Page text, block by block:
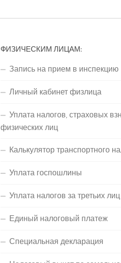
ФИЗИЧЕСКИМ ЛИЦАМ:
Запись на прием в инспекцию
Личный кабинет физлица
Уплата налогов, страховых
физических лиц
Калькулятор транспортного
Уплата госпошлины
Уплата налогов за третьих лиц
Единый налоговый платеж
Специальная декларация